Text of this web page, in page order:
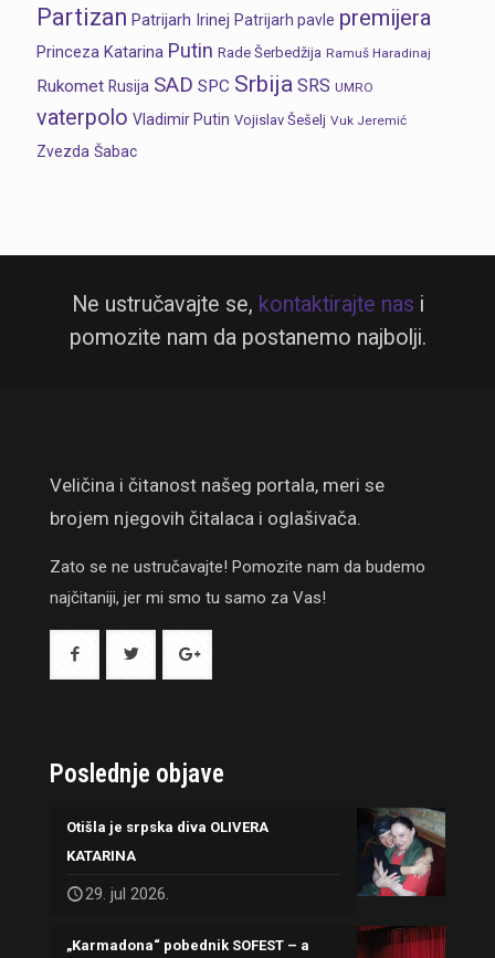
Partizan Patrijarh Irinej Patrijarh pavle premijera
Princeza Katarina Putin Rade Šerbedžija Ramuš Haradinaj
Rukomet Rusija SAD SPC Srbija SRS UMRO
vaterpolo Vladimir Putin Vojislav Šešelj Vuk Jeremić
Zvezda Šabac
Ne ustručavajte se, kontaktirajte nas i
pomozite nam da postanemo najbolji.
Veličina i čitanost našeg portala, meri se
brojem njegovih čitalaca i oglašivača.
Zato se ne ustručavajte! Pomozite nam da budemo
najčitaniji, jer mi smo tu samo za Vas!
Poslednje objave
Otišla je srpska diva OLIVERA
KATARINA
29. jul 2026.
„Karmadona“ pobednik SOFEST – a